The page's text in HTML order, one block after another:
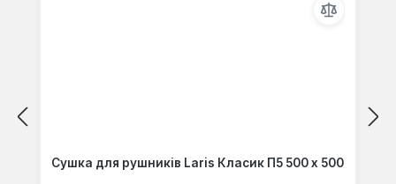
Сушка для рушників Laris Класик П5 500 x 500